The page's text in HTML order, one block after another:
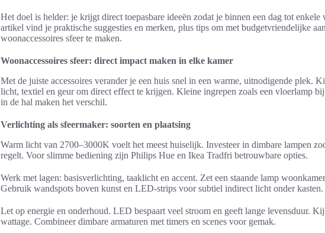
Het doel is helder: je krijgt direct toepasbare ideeën zodat je binnen een dag tot
artikel vind je praktische suggesties en merken, plus tips om met budgetvriendelijke
woonaccessoires sfeer te maken.
Woonaccessoires sfeer: direct impact maken in elke kamer
Met de juiste accessoires verander je een huis snel in een warme, uitnodigende plek.
licht, textiel en geur om direct effect te krijgen. Kleine ingrepen zoals een vloerlamp
in de hal maken het verschil.
Verlichting als sfeermaker: soorten en plaatsing
Warm licht van 2700–3000K voelt het meest huiselijk. Investeer in dimbare lampen
regelt. Voor slimme bediening zijn Philips Hue en Ikea Tradfri betrouwbare opties.
Werk met lagen: basisverlichting, taaklicht en accent. Zet een staande lamp
Gebruik wandspots boven kunst en LED-strips voor subtiel indirect licht onder kasten.
Let op energie en onderhoud. LED bespaart veel stroom en geeft lange levensduur.
wattage. Combineer dimbare armaturen met timers en scenes voor gemak.